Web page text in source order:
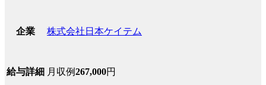
企業 株式会社日本ケイテム
給与詳細 月収例267,000円